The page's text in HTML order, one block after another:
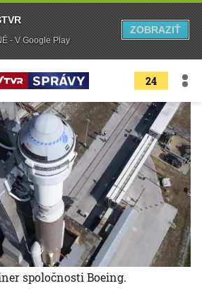
24
spoločnosti Boeing.
- V Google Play
ZOBRAZIŤ